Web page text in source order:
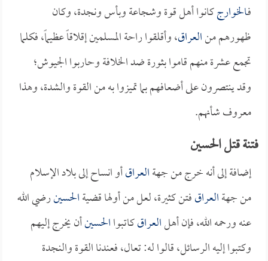
فـالخوارجكانوا أهل قوة وشجاعة وبأس ونجدة، وكان
ظهورهم منالعراق، وأقلقوا راحة المسلمين إقلاقاً عظيماً، فكلما
تجمع عشرة منهم قاموا بثورة ضد الخلافة وحاربوا الجيوش؛
وقد ينتصرون على أضعافهم بما تميزوا به من القوة والشدة، وهذا
معروف شأنهم.
فتنة قتل الحسين
إضافة إلى أنه خرج من جهةالعراقأو انساح إلى بلاد الإسلام
من جهةالعراقفتن كثيرة، لعل من أولها قضيةالحسينرضي الله
عنه ورحمه الله، فإن أهلالعراقكاتبواالحسينأن يخرج إليهم
وكتبوا إليه الرسائل، قالوا له: تعال، فعندنا القوة والنجدة